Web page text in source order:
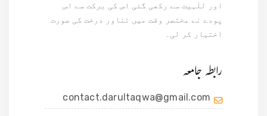
اور للٰہیت سے رکھی گئی اس کی برکت سے اس
پودے نے مختصر وقت میں تناور درخت کی صورت
اختیار کر لی۔
رابطہ جامعہ
contact.darultaqwa@gmail.com